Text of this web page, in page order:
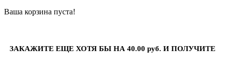
Ваша корзина пуста!
ЗАКАЖИТЕ ЕЩЕ ХОТЯ БЫ НА 40.00 руб. И ПОЛУЧИТЕ